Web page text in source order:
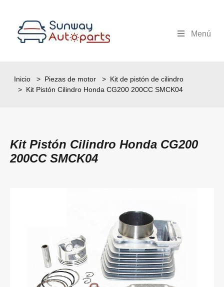
Menú
Inicio >Piezas de motor >Kit de pistón de cilindro
> Kit Pistón Cilindro Honda CG200 200CC SMCK04
Kit Pistón Cilindro Honda CG200
200CC SMCK04